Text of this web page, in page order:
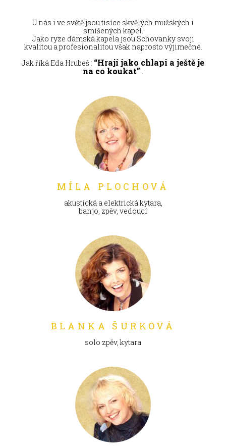
U nás i ve světě jsou tisíce skvělých mužských i
smíšených kapel.
Jako ryze dámská kapela jsou Schovanky svoji
kvalitou a profesionalitou však naprosto výjimečné.
Jak říká Eda Hrubeš : “Hrají jako chlapi a ještě je
na co koukat”
MÍLA PLOCHOVÁ
akustická a elektrická kytara,
banjo, zpěv, vedoucí
BLANKA ŠURKOVÁ
solo zpěv, kytara